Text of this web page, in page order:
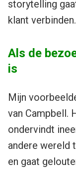
storytelling
klant verbinden.
Als de
is
Mijn
van Campbell.
ondervindt
andere wereld
en gaat